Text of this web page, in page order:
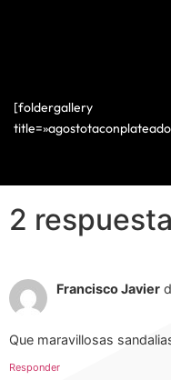
[foldergallery
2
Francisco Javier
Que maravillosas
Responder